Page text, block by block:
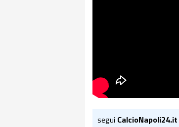
segui CalcioNapoli24.it